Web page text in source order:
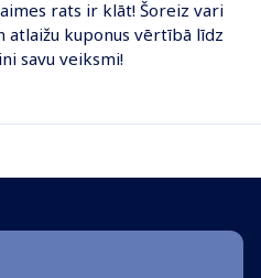
piedāvājumus tieši tev,
atlaides, -klikšķini šeit!
rats ir klāt! Šoreiz vari
savu veiksmi!